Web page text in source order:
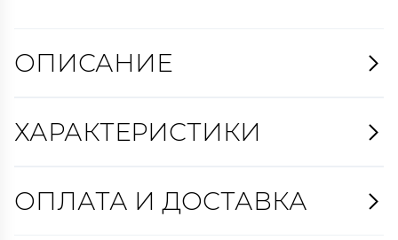
ОПИСАНИЕ
ХАРАКТЕРИСТИКИ
ОПЛАТА И ДОСТАВКА